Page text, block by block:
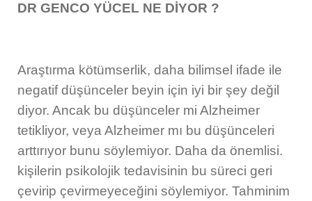
DR GENCO YÜCEL NE DİYOR ?
Araştırma kötümserlik, daha bilimsel ifade ile
negatif düşünceler beyin için iyi bir şey değil
diyor. Ancak bu düşünceler mi Alzheimer
tetikliyor, veya Alzheimer mı bu düşünceleri
arttırıyor bunu söylemiyor. Daha da önemlisi.
kişilerin psikolojik tedavisinin bu süreci geri
çevirip çevirmeyeceğini söylemiyor. Tahminim